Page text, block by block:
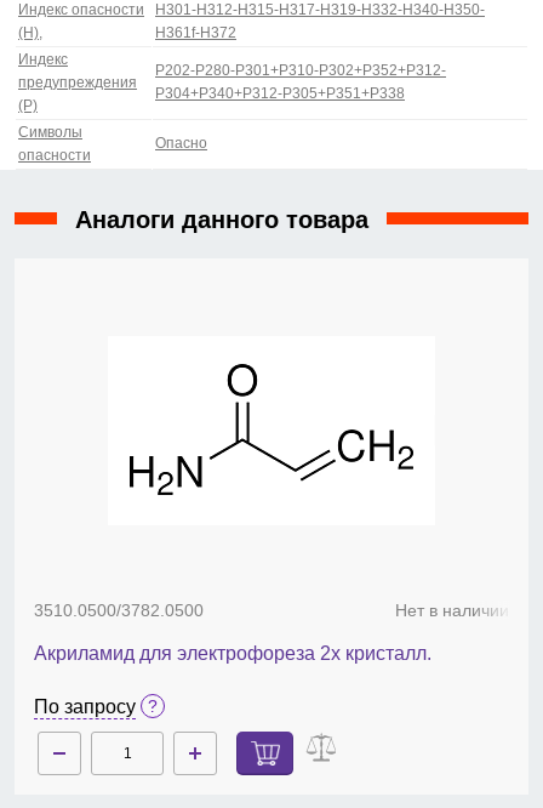
Индекс опасности
(H),
H301-H312-H315-H317-H319-H332-H340-H350-
H361f-H372
Индекс
предупреждения
(P)
P202-P280-P301+P310-P302+P352+P312-
P304+P340+P312-P305+P351+P338
Символы
опасности
Опасно
Аналоги данного товара
3510.0500/3782.0500 Нет в наличии
Акриламид для электрофореза 2х кристалл.
По запросу